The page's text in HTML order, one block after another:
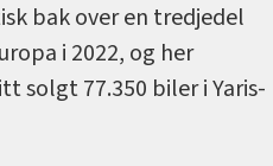
bak over en tredjedel
i 2022, og her
solgt 77.350 biler i Yaris-